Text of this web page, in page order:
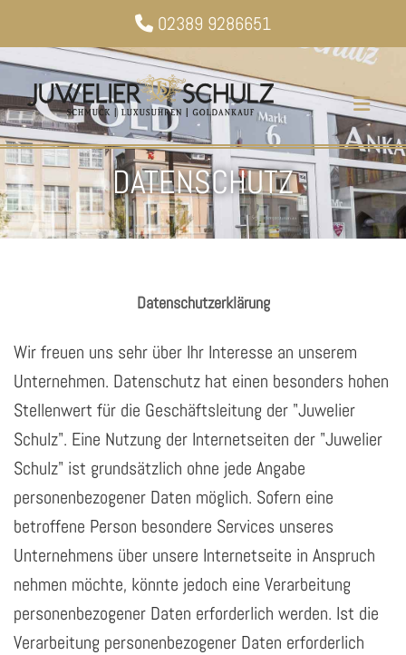
Zum Inhalt springen 02389 9286651
DATENSCHUTZ
Datenschutzerklärung
Wir freuen uns sehr über Ihr Interesse an unserem
Unternehmen. Datenschutz hat einen besonders hohen
Stellenwert für die Geschäftsleitung der "Juwelier
Schulz". Eine Nutzung der Internetseiten der "Juwelier
Schulz" ist grundsätzlich ohne jede Angabe
personenbezogener Daten möglich. Sofern eine
betroffene Person besondere Services unseres
Unternehmens über unsere Internetseite in Anspruch
nehmen möchte, könnte jedoch eine Verarbeitung
personenbezogener Daten erforderlich werden. Ist die
Verarbeitung personenbezogener Daten erforderlich